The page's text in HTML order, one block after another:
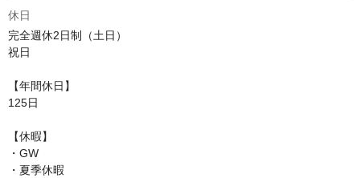
休日
完全週休2日制（土日）
祝日
【年間休日】
125日
【休暇】
・GW
・夏季休暇